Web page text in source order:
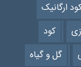
ارگانیک
کود
گل و گیاه